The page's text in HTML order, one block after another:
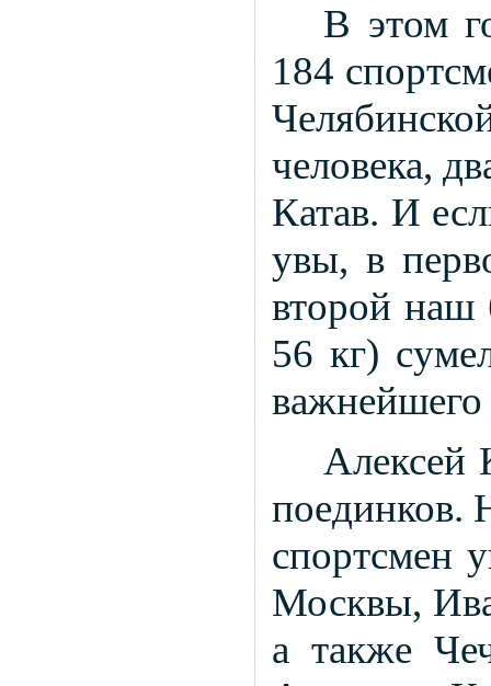
В этом
184
человека,
Катав. И
увы, в
второй наш
56 кг)
важнейшего
Алексей
поединков.
спортсмен
Москвы,
а также